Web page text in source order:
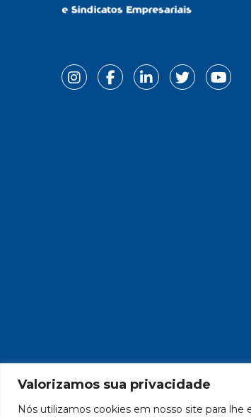
Valorizamos sua privacidade
Nós utilizamos cookies em nosso site para
FEDERAÇÃO DO